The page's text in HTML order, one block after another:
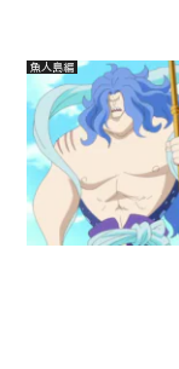
魚人島編